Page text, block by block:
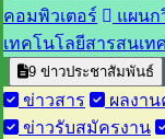
คอมพิวเตอร์
แผนก
เทคโนโลยีสารสนเท
9 ข่าวประชาสัมพันธ์
ข่าวสาร ผลงาน
ข่าวรับสมัครงาน